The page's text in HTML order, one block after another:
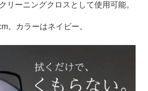
リーニングクロスとして使用可能。
。カラーはネイビー。